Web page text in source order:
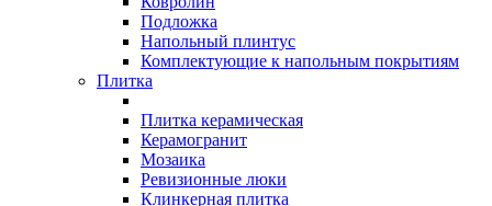
Подложка
Напольный плинтус
Комплектующие к напольным покрытиям
Плитка
Плитка керамическая
Керамогранит
Мозаика
Ревизионные люки
Клинкерная плитка